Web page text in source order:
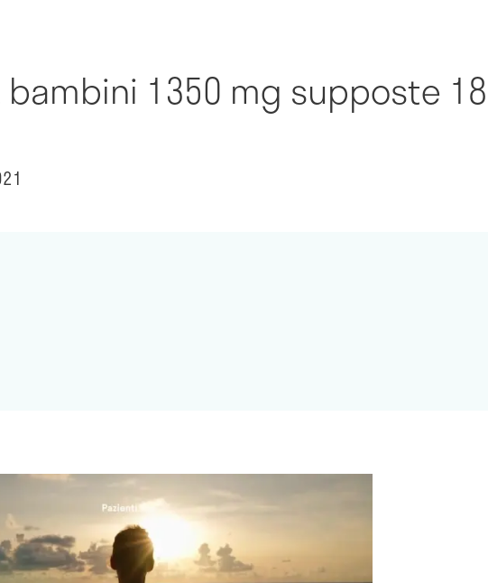
1350 mg supposte 18